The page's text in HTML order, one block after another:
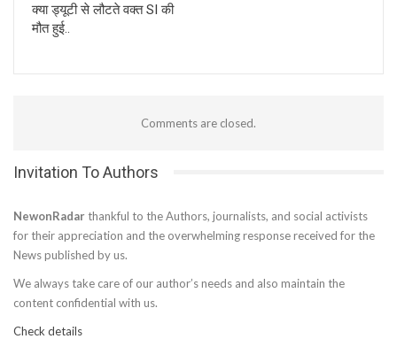
क्या ड्यूटी से लौटते वक्त SI की
मौत हुई..
Comments are closed.
Invitation To Authors
NewonRadar thankful to the Authors, journalists, and social activists
for their appreciation and the overwhelming response received for the
News published by us.
We always take care of our author’s needs and also maintain the
content confidential with us.
Check details